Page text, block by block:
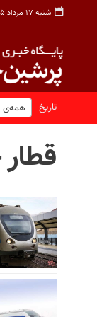
شنبه ۱۷ مرداد ۱۴۰۵
تاریخ همه‌ی